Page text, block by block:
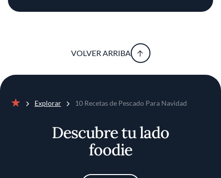
VOLVER ARRIBA
Explorar 10 Recetas de Pescado Para Navidad
Descubre tu lado
foodie